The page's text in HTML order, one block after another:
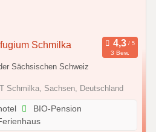
Schmilka
3 Bew.
Sächsischen Schweiz
Schmilka, Sachsen, Deutschland
BIO-Pension